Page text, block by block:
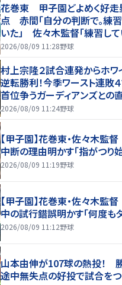
花巻東 甲子園どよめく好走
点 赤間「自分の判断で。練
いた」 佐々木監督「練習し
のはうれしい」
2026/08/09 11:28野球
村上宗隆２試合連発からホワ
逆転勝利！今季ワースト連敗
首位争うガーディアンズとの
2026/08/09 11:24野球
【甲子園】花巻東・佐々木
中断の理由明かす「指がつり
2026/08/09 11:19野球
【甲子園】花巻東・佐々木
中の試行錯誤明かす「何度も
2026/08/09 11:12野球
山本由伸が107球の熱投！
途中無失点の好投で試合をつ